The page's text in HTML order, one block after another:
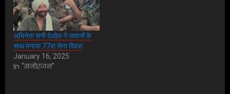
अभिनेता सनी देओल ने जवानों के
साथ मनाया 77वां सेना दिवस
January 16, 2025
In "मनोरंजन"